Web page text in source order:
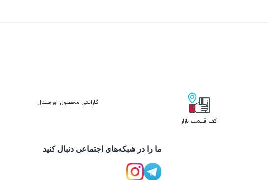
کف قیمت بازار
گارانتی محصول اورجینال
ما را در شبکه‌های اجتماعی دنبال کنید